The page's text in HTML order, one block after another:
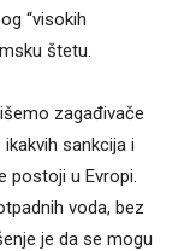
“visokih
štetu.
zagađivače
sankcija i
postoji u Evropi.
voda, bez
je da se mogu